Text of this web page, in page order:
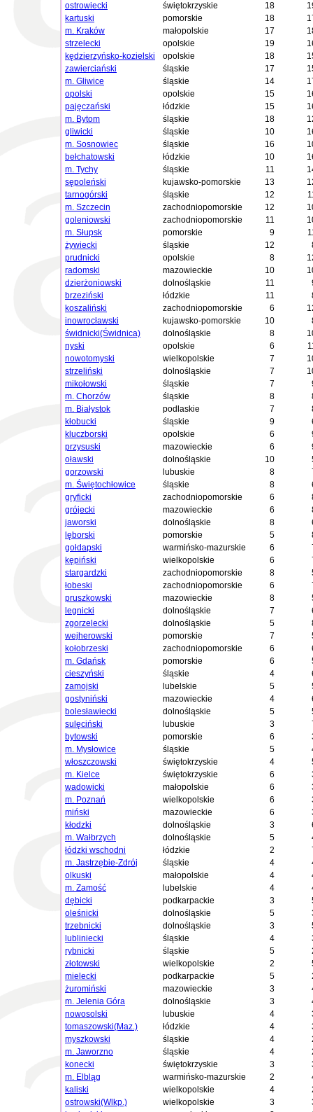
ostrowiecki
świętokrzyskie 18
kartuski
pomorskie 18
m. Kraków
małopolskie 17
strzelecki
opolskie 19
kędzierzyńsko-kozielski
opolskie 18
zawierciański
śląskie 17
m. Gliwice
śląskie 14
opolski
opolskie 15
pajęczański
łódzkie 15
m. Bytom
śląskie 18
gliwicki
śląskie 10
m. Sosnowiec
śląskie 16
bełchatowski
łódzkie 10
m. Tychy
śląskie 11
sępoleński
kujawsko-pomorskie 13
tarnogórski
śląskie 12
m. Szczecin
zachodniopomorskie 12
goleniowski
zachodniopomorskie 11
m. Słupsk
pomorskie 9
żywiecki
śląskie 12
prudnicki
opolskie 8
radomski
mazowieckie 10
dzierżoniowski
dolnośląskie 11
brzeziński
łódzkie 11
koszaliński
zachodniopomorskie 6
inowrocławski
kujawsko-pomorskie 10
świdnicki(Świdnica)
dolnośląskie 8
nyski
opolskie 6
nowotomyski
wielkopolskie 7
strzeliński
dolnośląskie 7
mikołowski
śląskie 7
m. Chorzów
śląskie 8
m. Białystok
podlaskie 7
kłobucki
śląskie 9
kluczborski
opolskie 6
przysuski
mazowieckie 6
oławski
dolnośląskie 10
gorzowski
lubuskie 8
m. Świętochłowice
śląskie 8
gryficki
zachodniopomorskie 6
grójecki
mazowieckie 6
jaworski
dolnośląskie 8
lęborski
pomorskie 5
gołdapski
warmińsko-mazurskie 6
kępiński
wielkopolskie 6
stargardzki
zachodniopomorskie 8
łobeski
zachodniopomorskie 6
pruszkowski
mazowieckie 8
legnicki
dolnośląskie 7
zgorzelecki
dolnośląskie 5
wejherowski
pomorskie 7
kołobrzeski
zachodniopomorskie 6
m. Gdańsk
pomorskie 6
cieszyński
śląskie 4
zamojski
lubelskie 5
gostyniński
mazowieckie 4
bolesławiecki
dolnośląskie 5
sulęciński
lubuskie 3
bytowski
pomorskie 6
m. Mysłowice
śląskie 5
włoszczowski
świętokrzyskie 4
m. Kielce
świętokrzyskie 6
wadowicki
małopolskie 6
m. Poznań
wielkopolskie 6
miński
mazowieckie 6
kłodzki
dolnośląskie 3
m. Wałbrzych
dolnośląskie 5
łódzki wschodni
łódzkie 2
m. Jastrzębie-Zdrój
śląskie 4
olkuski
małopolskie 4
m. Zamość
lubelskie 4
dębicki
podkarpackie 3
oleśnicki
dolnośląskie 5
trzebnicki
dolnośląskie 3
lubliniecki
śląskie 4
rybnicki
śląskie 5
złotowski
wielkopolskie 2
mielecki
podkarpackie 5
żuromiński
mazowieckie 3
m. Jelenia Góra
dolnośląskie 3
nowosolski
lubuskie 4
tomaszowski(Maz.)
łódzkie 4
myszkowski
śląskie 4
m. Jaworzno
śląskie 4
konecki
świętokrzyskie 3
m. Elbląg
warmińsko-mazurskie 2
kaliski
wielkopolskie 4
ostrowski(Wlkp.)
wielkopolskie 3